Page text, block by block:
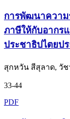
การพัฒนาความ
ภาษีให้กับอากร
ประชาธิปไตยป
สุกหวัน สีสุลาด, วั
33-44
PDF